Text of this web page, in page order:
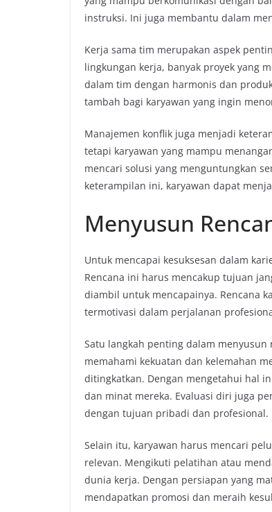
instruksi. Ini juga membantu dalam
Kerja sama tim merupakan aspek
lingkungan kerja, banyak proyek yang
dalam tim dengan harmonis dan
tambah bagi karyawan yang ingin
Manajemen konflik juga menjadi
tetapi karyawan yang mampu
mencari solusi yang menguntungkan
keterampilan ini, karyawan dapat
Menyusun
Untuk mencapai kesuksesan dalam
Rencana ini harus mencakup tujuan
diambil untuk mencapainya. Rencana
termotivasi dalam perjalanan
Satu langkah penting dalam
memahami kekuatan dan kelemahan
ditingkatkan. Dengan mengetahui hal
dan minat mereka. Evaluasi diri juga
dengan tujuan pribadi dan profesional.
Selain itu, karyawan harus mencari
relevan. Mengikuti pelatihan atau
dunia kerja. Dengan persiapan yang
mendapatkan promosi dan meraih